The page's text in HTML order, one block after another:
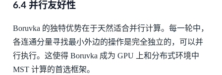
6.4 并行友好性
Boruvka 的独特优势在于天然适合并行计算。每一轮中，
各连通分量寻找最小外边的操作是完全独立的，可以并
行执行。这使得 Boruvka 成为 GPU 上和分布式环境中
MST 计算的首选框架。